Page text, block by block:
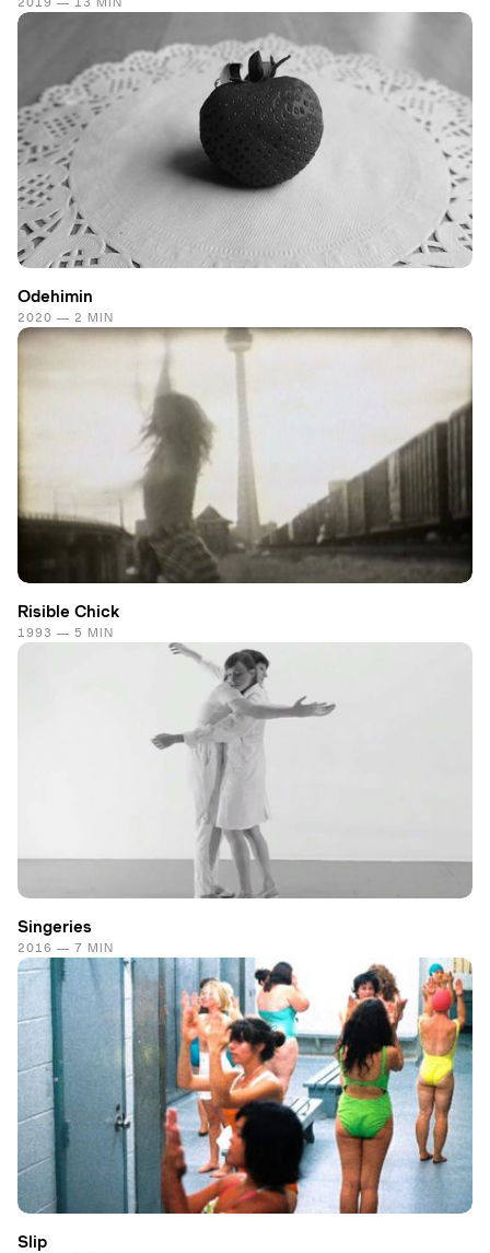
Odehimin
2020 — 2 MIN
Risible Chick
1993 — 5 MIN
Singeries
2016 — 7 MIN
Slip